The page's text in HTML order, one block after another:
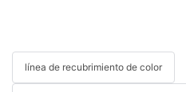
línea de recubrimiento de color